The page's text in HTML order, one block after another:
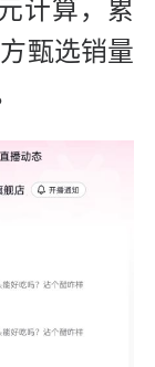
计算，累
甄选销量